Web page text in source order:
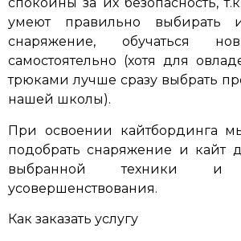
умеют правильно выбирать и
снаряжение, обучаться
самостоятельно (хотя для
трюками лучше сразу выбрать
нашей школы).
При освоении кайтбординга
подобрать снаряжение и кайт
выбранной техники и
усовершенствования.
Как заказать услугу